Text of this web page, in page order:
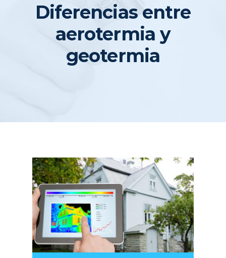
CARPINTEROSDiferencias entre
aerotermia y
geotermia